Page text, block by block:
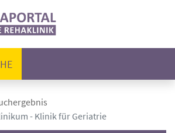
(AKTUELL)
- Klinik für Geriatrie